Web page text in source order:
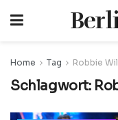
Home Tag Robbie
Schlagwort: